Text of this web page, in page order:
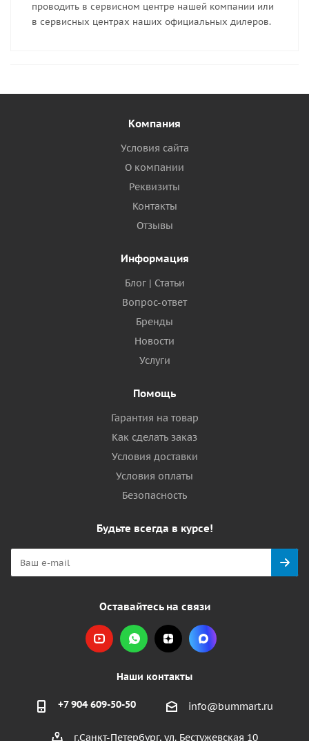
проводить в сервисном центре нашей компании или
в сервисных центрах наших официальных дилеров.
Компания
Условия сайта
О компании
Реквизиты
Контакты
Отзывы
Информация
Блог | Статьи
Вопрос-ответ
Бренды
Новости
Услуги
Помощь
Гарантия на товар
Как сделать заказ
Условия доставки
Условия оплаты
Безопасность
Будьте всегда в курсе!
Оставайтесь на связи
Наши контакты
+7 904 609-50-50 info@bummart.ru
г.Санкт-Петербург, ул. Бестужевская 10